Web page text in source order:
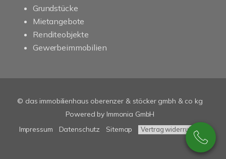
Grundstücke
Mietangebote
Renditeobjekte
Gewerbeimmobilien
© das immobilienhaus oberenzer & stöcker gmbh & co kg
Powered by Immonia GmbH
Impressum
Datenschutz Sitemap Vertrag widerrufen